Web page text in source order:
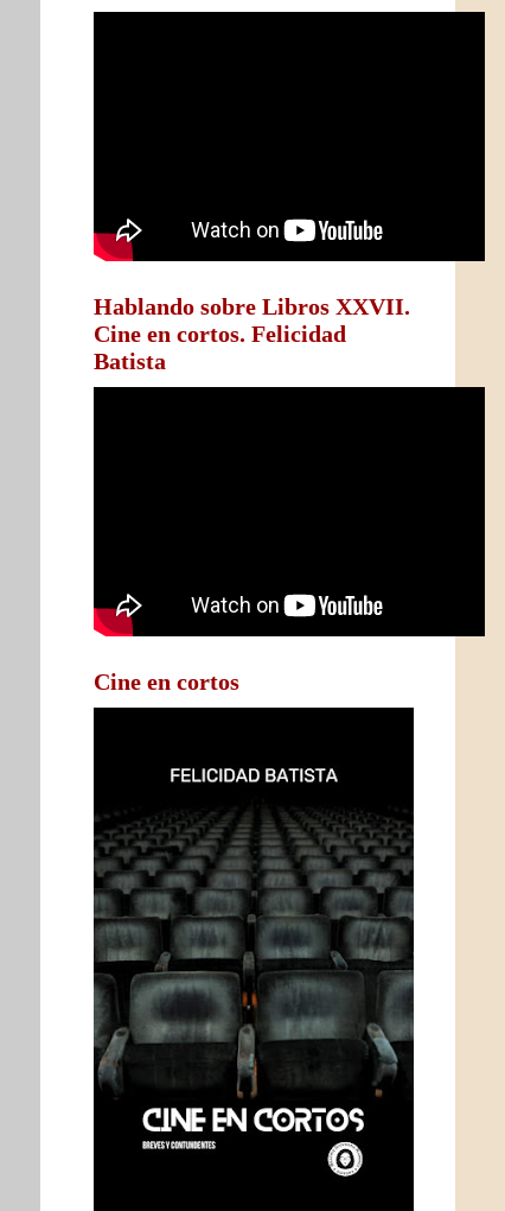
Hablando sobre Libros XXVII.
Cine en cortos. Felicidad
Batista
Cine en cortos